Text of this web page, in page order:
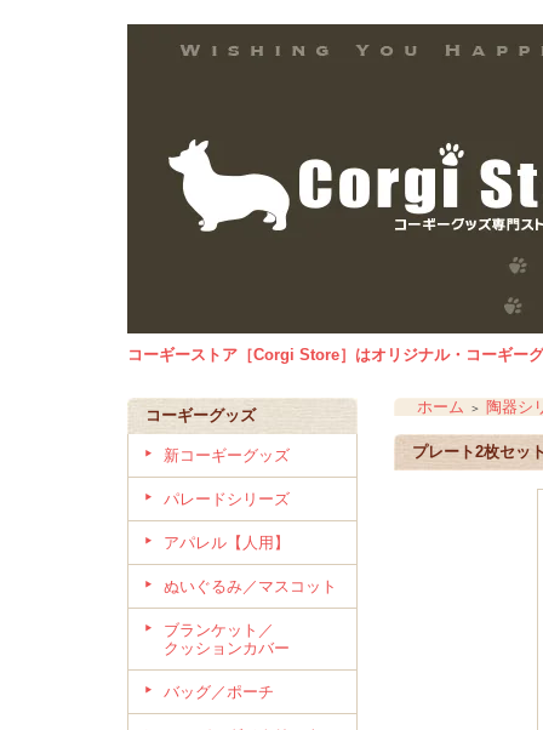
コーギーストア［Corgi Store］はオリジナル・コーギー
コーギーグッズ
新コーギーグッズ
パレードシリーズ
アパレル【人用】
ぬいぐるみ／マスコット
ブランケット／
クッションカバー
バッグ／ポーチ
ホーム ＞ 陶器シ
プレート2枚セッ